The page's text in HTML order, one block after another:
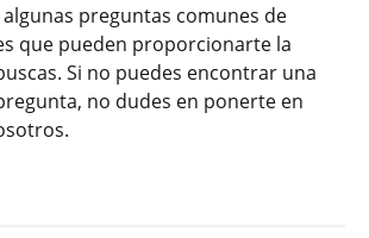
preguntas comunes de
que pueden proporcionarte la
Si no puedes encontrar una
no dudes en ponerte en